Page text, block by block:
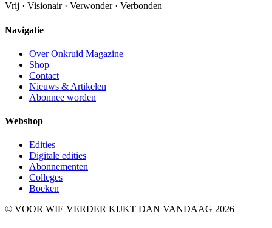
Vrij · Visionair · Verwonder · Verbonden
Navigatie
Over Onkruid Magazine
Shop
Contact
Nieuws & Artikelen
Abonnee worden
Webshop
Edities
Digitale edities
Abonnementen
Colleges
Boeken
© VOOR WIE VERDER KIJKT DAN VANDAAG 2026